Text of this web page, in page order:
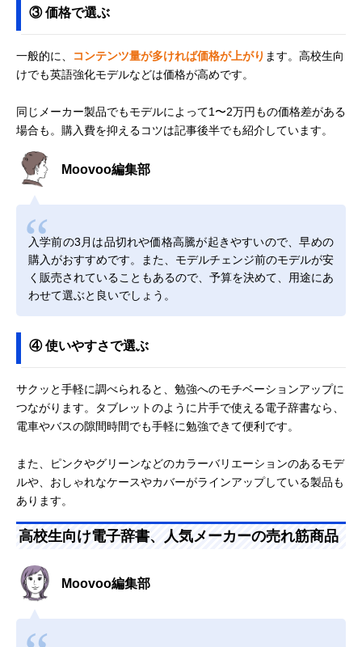
③ 価格で選ぶ
一般的に、 コンテンツ量が多ければ価格が上がり ます。高校生向
けでも英語強化モデルなどは価格が高めです。
同じメーカー製品でもモデルによって1〜2万円もの価格差がある
場合も。購入費を抑えるコツは記事後半でも紹介しています。
Moovoo編集部
入学前の3月は品切れや価格高騰が起きやすいので、早めの
購入がおすすめです。また、モデルチェンジ前のモデルが安
く販売されていることもあるので、予算を決めて、用途にあ
わせて選ぶと良いでしょう。
④ 使いやすさで選ぶ
サクッと手軽に調べられると、勉強へのモチベーションアップに
つながります。タブレットのように片手で使える電子辞書なら、
電車やバスの隙間時間でも手軽に勉強できて便利です。
また、ピンクやグリーンなどのカラーバリエーションのあるモデ
ルや、おしゃれなケースやカバーがラインアップしている製品も
あります。
高校生向け電子辞書、人気メーカーの売れ筋商品
Moovoo編集部